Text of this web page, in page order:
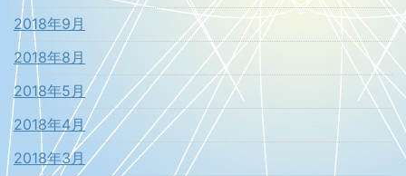
2018年9月
2018年8月
2018年5月
2018年4月
2018年3月